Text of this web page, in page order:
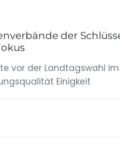
der
vor der Landtagswahl
Einigkeit